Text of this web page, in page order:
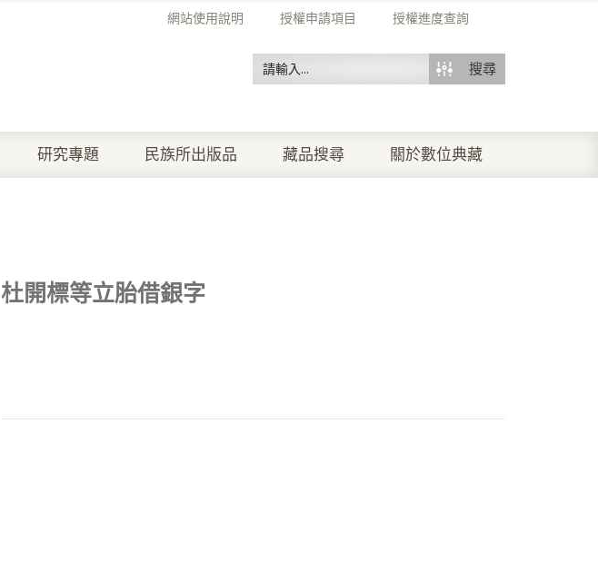
網站使用說明 授權申請項目 授權進度查詢
搜尋
研究專題 民族所出版品 藏品搜尋 關於數位典藏
杜開標等立胎借銀字